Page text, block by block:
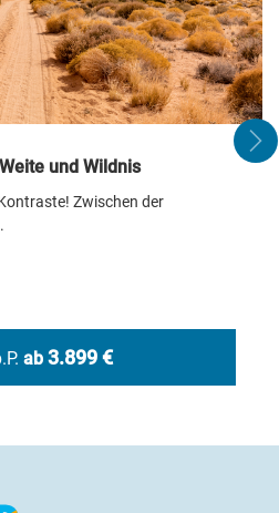
Punkt Europas
- stock.adobe.com
und Wildnis
Zwischen der
ab 3.899 €